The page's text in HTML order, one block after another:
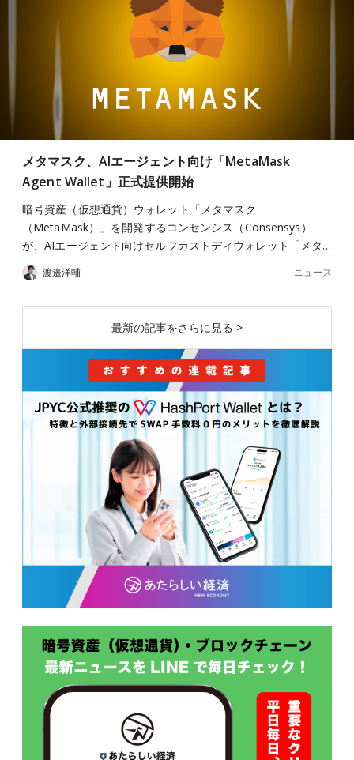
メタマスク、AIエージェント向け「MetaMask
Agent Wallet」正式提供開始
暗号資産（仮想通貨）ウォレット「メタマスク
（MetaMask）」を開発するコンセンシス（Consensys）
が、AIエージェント向けセルフカストディウォレット「メタ…
渡邉洋輔 ニュース
最新の記事をさらに見る >